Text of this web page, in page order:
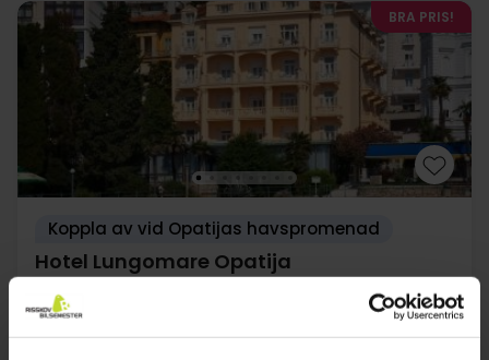
BRA PRIS!
Koppla av vid Opatijas havspromenad
Hotel Lungomare Opatija
Opatija
1899:- 1669:-